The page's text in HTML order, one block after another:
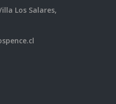
Los Salares,